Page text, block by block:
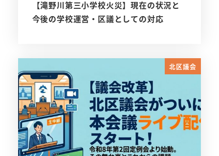
【滝野川第三小学校火災】現在の状況と
今後の学校運営・区議としての対応
北区議会